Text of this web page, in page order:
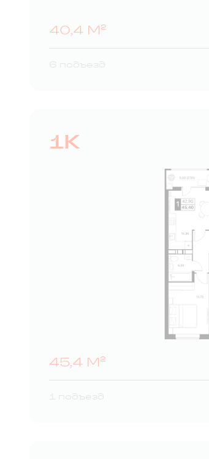
40,4 М²
6 подъезд
1К
45,4 М²
1 подъезд